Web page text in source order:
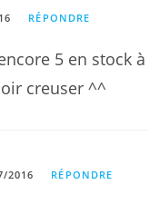
RÉPONDRE
5 en stock
creuser ^^
2016 RÉPONDRE